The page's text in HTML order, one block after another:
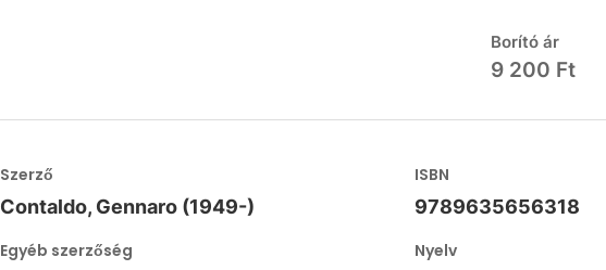
Borító ár
9 200 Ft
Szerző
Contaldo, Gennaro (1949-)
ISBN
9789635656318
Egyéb szerzőség Nyelv